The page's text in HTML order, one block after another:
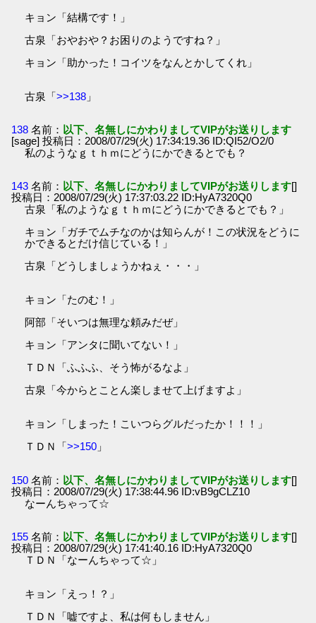
キョン「結構です！」
古泉「おやおや？お困りのようですね？」
キョン「助かった！コイツをなんとかしてくれ」
古泉「>>138 」
138 名前： 以下、名無しにかわりましてVIPがお送りします
[sage] 投稿日：2008/07/29(火) 17:34:19.36 ID:QI52/O2/0
私のようなｇｔｈｍにどうにかできるとでも？
143 名前： 以下、名無しにかわりましてVIPがお送りします[]
投稿日：2008/07/29(火) 17:37:03.22 ID:HyA7320Q0
古泉「私のようなｇｔｈｍにどうにかできるとでも？」
キョン「ガチでムチなのかは知らんが！この状況をどうに
かできるとだけ信じている！」
古泉「どうしましょうかねぇ・・・」
キョン「たのむ！」
阿部「そいつは無理な頼みだぜ」
キョン「アンタに聞いてない！」
ＴＤＮ「ふふふ、そう怖がるなよ」
古泉「今からとことん楽しませて上げますよ」
キョン「しまった！こいつらグルだったか！！！」
ＴＤＮ「>>150 」
150 名前： 以下、名無しにかわりましてVIPがお送りします[]
投稿日：2008/07/29(火) 17:38:44.96 ID:vB9gCLZ10
なーんちゃって☆
155 名前： 以下、名無しにかわりましてVIPがお送りします[]
投稿日：2008/07/29(火) 17:41:40.16 ID:HyA7320Q0
ＴＤＮ「なーんちゃって☆」
キョン「えっ！？」
ＴＤＮ「嘘ですよ、私は何もしません」